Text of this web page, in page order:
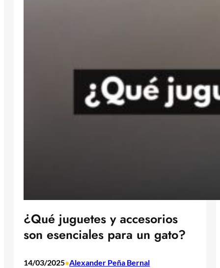
¿Qué juguetes y accesorios
son esenciales para un gato?
14/03/2025•Alexander Peña Bernal